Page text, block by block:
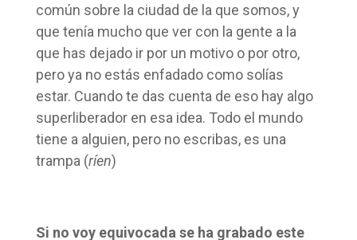
común sobre la ciudad de la que somos, y
que tenía mucho que ver con la gente a la
que has dejado ir por un motivo o por otro,
pero ya no estás enfadado como solías
estar. Cuando te das cuenta de eso hay algo
superliberador en esa idea. Todo el mundo
tiene a alguien, pero no escribas, es una
trampa (ríen)
Si no voy equivocada se ha grabado este